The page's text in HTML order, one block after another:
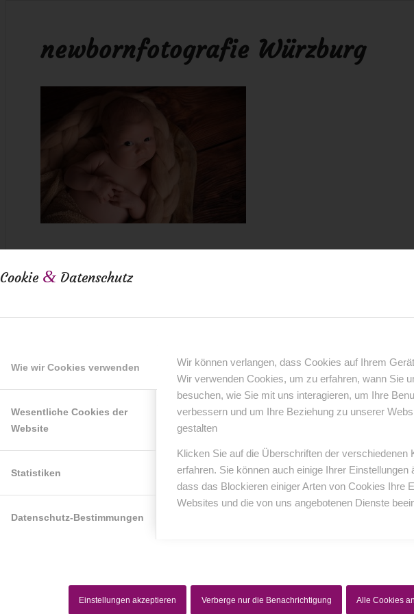
Cookie & Datenschutz
Wie wir Cookies verwenden
Wesentliche Cookies der
Website
Statistiken
Datenschutz-Bestimmungen
Wir können verlangen, dass Cookies auf Ihrem
Wir verwenden Cookies, um zu erfahren, wann Sie
besuchen, wie Sie mit uns interagieren, um Ihre
verbessern und um Ihre Beziehung zu unserer
gestalten
Klicken Sie auf die Überschriften der verschiedenen
erfahren. Sie können auch einige Ihrer Einstellungen
dass das Blockieren einiger Arten von Cookies Ihre
Websites und die von uns angebotenen Dienste
Einstellungen akzeptieren Verberge nur die Benachrichtigung Alle Cookies
newbornfotografie Würzburg
KOMMENTARE
Hinterlasse einen Kommentar
An der Diskussion beteiligen?